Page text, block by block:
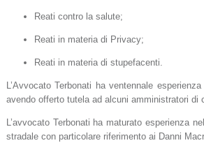
Reati contro la salute;
Reati in materia di Privacy;
Reati in materia di stupefacenti.
L’Avvocato Terbonati ha ventennale esperienza
avendo offerto tutela ad alcuni amministratori di
L’avvocato Terbonati ha maturato esperienza
stradale con particolare riferimento ai Danni